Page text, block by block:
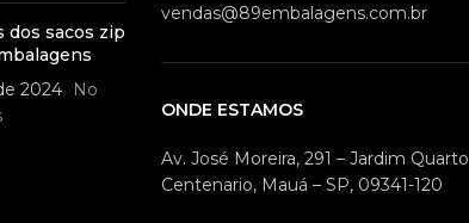
dos sacos zip
2024
No
vendas@89embalagens.com.br
ONDE ESTAMOS
Av. José Moreira, 291 – Jardim Quarto
Centenario, Mauá – SP, 09341-120